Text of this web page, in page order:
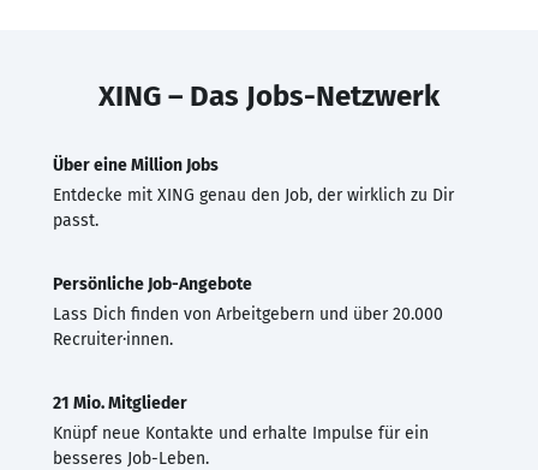
XING – Das Jobs-Netzwerk
Über eine Million Jobs
Entdecke mit XING genau den Job, der wirklich zu Dir
passt.
Persönliche Job-Angebote
Lass Dich finden von Arbeitgebern und über 20.000
Recruiter·innen.
21 Mio. Mitglieder
Knüpf neue Kontakte und erhalte Impulse für ein
besseres Job-Leben.